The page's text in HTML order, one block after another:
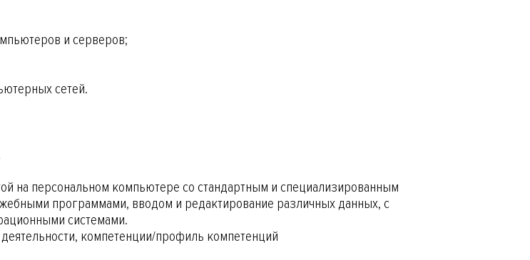
и серверов;
сетей.
на персональном компьютере со стандартным и специализированным
программами, вводом и редактирование различных данных, с
системами.
компетенции/профиль компетенций